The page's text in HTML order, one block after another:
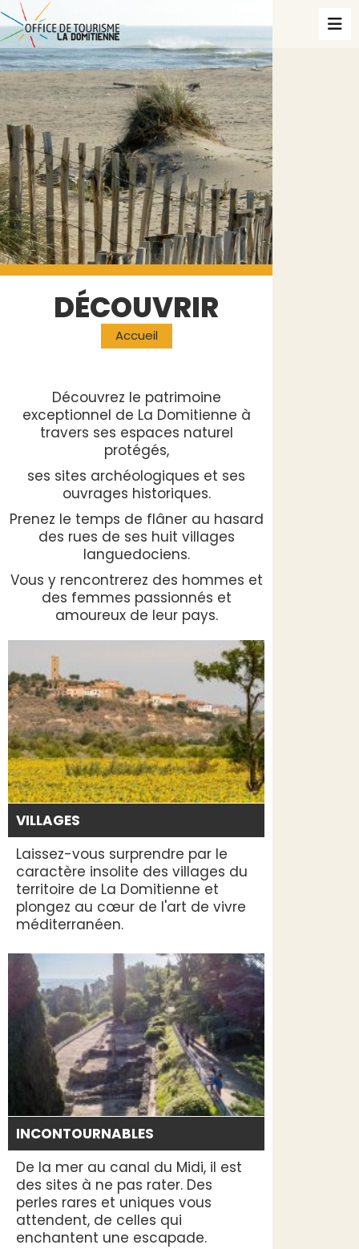
DÉCOUVRIR
Accueil
Découvrez le patrimoine
exceptionnel de La Domitienne à
travers ses espaces naturel
protégés,
ses sites archéologiques et ses
ouvrages historiques.
Prenez le temps de flâner au hasard
des rues de ses huit villages
languedociens.
Vous y rencontrerez des hommes et
des femmes passionnés et
amoureux de leur pays.
VILLAGES
Laissez-vous surprendre par le
caractère insolite des villages du
territoire de La Domitienne et
plongez au cœur de l'art de vivre
méditerranéen.
INCONTOURNABLES
De la mer au canal du Midi, il est
des sites à ne pas rater. Des
perles rares et uniques vous
attendent, de celles qui
enchantent une escapade.